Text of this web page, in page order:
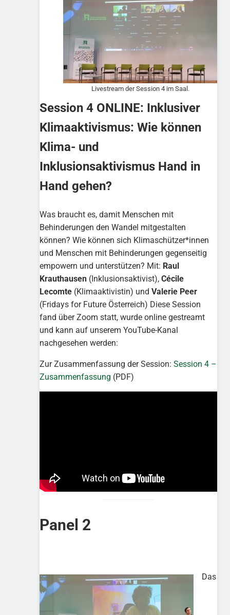
Livestream der Session 4 im Saal.
Session 4 ONLINE: Inklusiver
Klimaaktivismus: Wie können
Klima- und
Inklusionsaktivismus Hand in
Hand gehen?
Was braucht es, damit Menschen mit
Behinderungen den Wandel mitgestalten
können? Wie können sich Klimaschützer*innen
und Menschen mit Behinderungen gegenseitig
empowern und unterstützen? Mit: Raul
Krauthausen (Inklusionsaktivist),Cécile
Lecomte (Klimaaktivistin) undValerie Peer
(Fridays for Future Österreich) Diese Session
fand über Zoom statt, wurde online gestreamt
und kann auf unserem YouTube-Kanal
nachgesehen werden:
Zur Zusammenfassung der Session:Session 4 –
Zusammenfassung (PDF)
Panel 2
Das